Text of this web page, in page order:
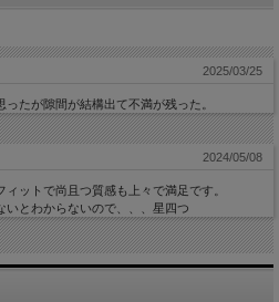
2025/03/25
たが隙間が結構出て不満が残った。
2024/05/08
ットで尚且つ質感も上々で満足です。
いとわからないので、、、星四つ